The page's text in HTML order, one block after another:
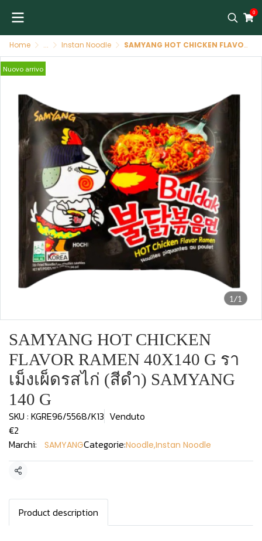
0
Home ... Instan Noodle SAMYANG HOT CHICKEN FLAVOR RAMEN 40X140 G ราเม็งเผ็ดรสไก่ (สีดำ) SAMYANG 140 G
1/1
Nuovo arrivo
SAMYANG HOT CHICKEN
FLAVOR RAMEN 40X140 G รา
เม็งเผ็ดรสไก่ (สีดำ) SAMYANG
140 G
SKU : KGRE96/5568/K13 Venduto
€2
Marchi:
SAMYANGCategorie:Noodle,Instan Noodle
Condividi
Product description